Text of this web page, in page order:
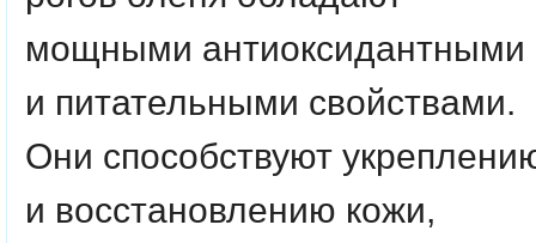
мощными антиоксидантными
и питательными свойствами.
Они способствуют
и восстановлению кожи,